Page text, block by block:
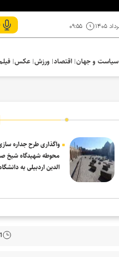
۰۹:۵۵
سیاست و جهان اقتصاد ورزش عکس
واگذاری طرح جداره
محوطه شهیدگاه شیخ
الدین اردبیلی به